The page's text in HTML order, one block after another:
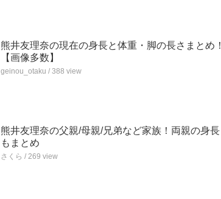
熊井友理奈の現在の身長と体重・脚の長さまとめ！
【画像多数】
geinou_otaku / 388 view
熊井友理奈の父親/母親/兄弟など家族！両親の身長
もまとめ
さくら / 269 view